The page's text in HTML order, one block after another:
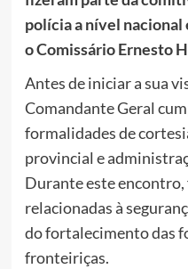
polícia a nível
o Comissário Ernesto
Antes de iniciar a sua
Comandante Geral
formalidades de
provincial e
Durante este
relacionadas à
do fortalecimento das
fronteiriças.